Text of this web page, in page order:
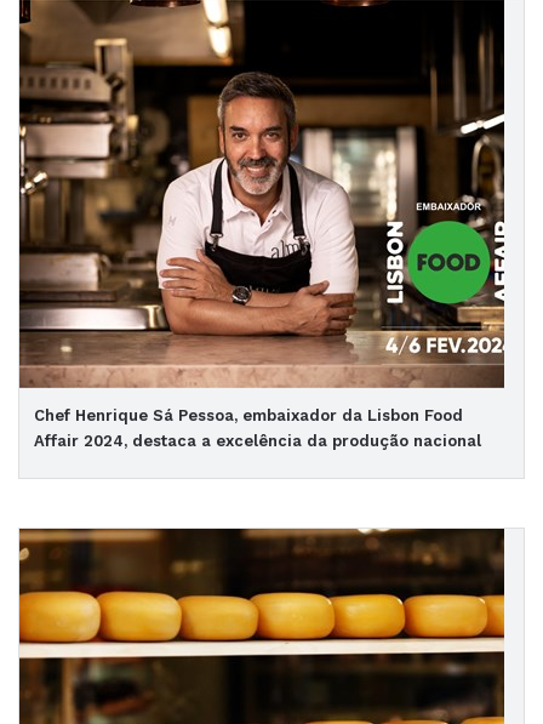
Chef Henrique Sá Pessoa, embaixador da Lisbon Food
Affair 2024, destaca a excelência da produção nacional